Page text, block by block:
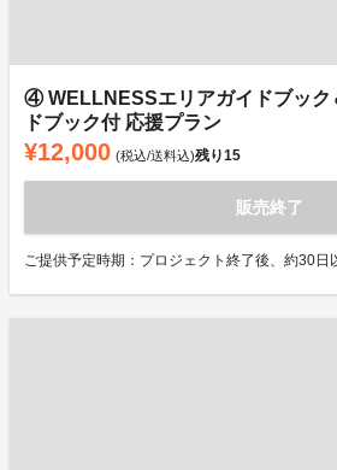
④ WELLNESSエリアガイドブック
ドブック付 応援プラン
¥12,000 (税込/送料込)残り15
販売終了
ご提供予定時期：プロジェクト終了後、約30日